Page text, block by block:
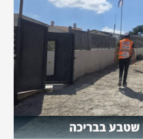
שטבע בבריכה